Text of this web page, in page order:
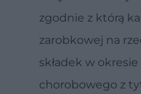
zgodnie z którą
zarobkowej na
składek w
chorobowego z